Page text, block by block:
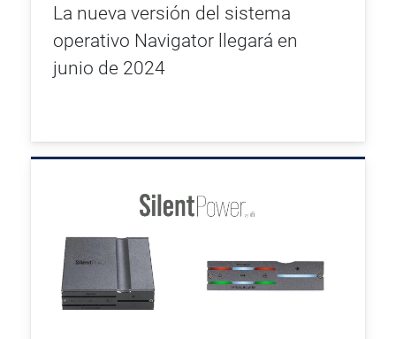
La nueva versión del sistema
operativo Navigator llegará en
junio de 2024